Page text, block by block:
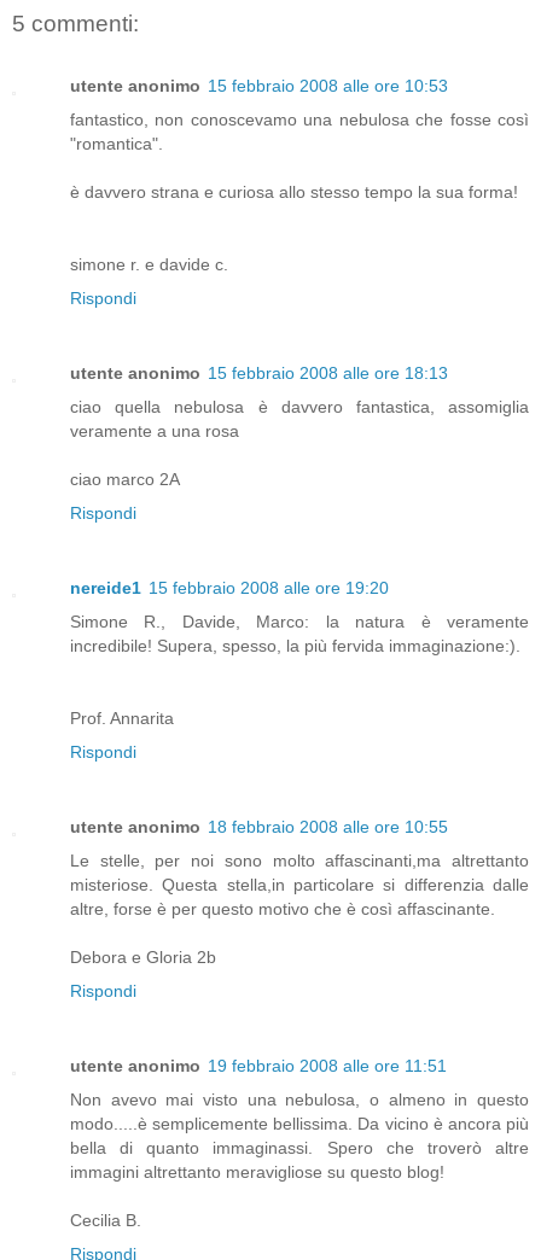
5 commenti:
utente anonimo 15 febbraio 2008 alle ore 10:53
fantastico, non conoscevamo una nebulosa che fosse così
"romantica".
è davvero strana e curiosa allo stesso tempo la sua forma!
simone r. e davide c.
Rispondi
utente anonimo 15 febbraio 2008 alle ore 18:13
ciao quella nebulosa è davvero fantastica, assomiglia
veramente a una rosa
ciao marco 2A
Rispondi
nereide1 15 febbraio 2008 alle ore 19:20
Simone R., Davide, Marco: la natura è veramente
incredibile! Supera, spesso, la più fervida immaginazione:).
Prof. Annarita
Rispondi
utente anonimo 18 febbraio 2008 alle ore 10:55
Le stelle, per noi sono molto affascinanti,ma altrettanto
misteriose. Questa stella,in particolare si differenzia dalle
altre, forse è per questo motivo che è così affascinante.
Debora e Gloria 2b
Rispondi
utente anonimo 19 febbraio 2008 alle ore 11:51
Non avevo mai visto una nebulosa, o almeno in questo
modo.....è semplicemente bellissima. Da vicino è ancora più
bella di quanto immaginassi. Spero che troverò altre
immagini altrettanto meravigliose su questo blog!
Cecilia B.
Rispondi